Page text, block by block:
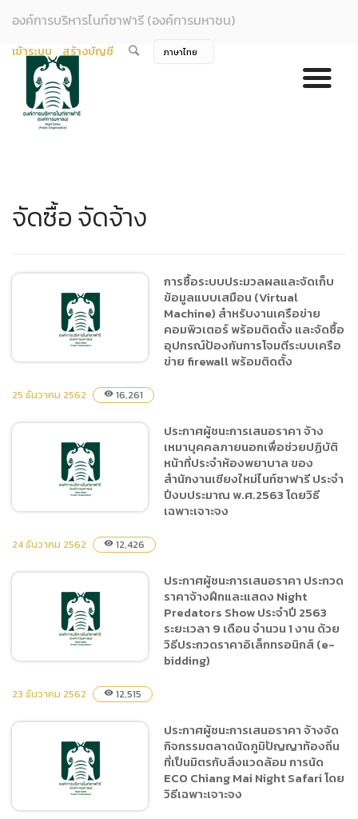
องค์การบริหารไนท์ซาฟารี (องค์การมหาชน)
เข้าระบบ สร้างบัญชี
จัดซื้อ จัดจ้าง
การซื้อระบบประมวลผลและจัด
(Virtual Machine) สำหรับ
งานเครือข่ายคอมพิวเตอร์
พร้อมติดตั้ง และจัดซื้อ
อุปกรณ์ป้องกันการโจมตี
พร้อมติดตั้ง
การซื้อระบบประมวลผลและจัดเก็บ
ข้อมูลแบบเสมือน (Virtual
Machine) สำหรับงานเครือข่าย
คอมพิวเตอร์ พร้อมติดตั้ง และจัดซื้อ
อุปกรณ์ป้องกันการโจมตีระบบเครือ
ข่าย firewall พร้อมติดตั้ง
25 ธันวาคม 2562 visibility 16,261
ประกาศผู้ชนะการเสนอราคา
ช่วยปฏิบัติหน้าที่ประจำห้อง
พยาบาล ของสำนักงานเชียง
ใหม่ไนท์ซาฟารี ประจำ
ปีงบประมาณ พ.ศ.2563 โดย
ประกาศผู้ชนะการเสนอราคา จ้าง
เหมาบุคคลภายนอกเพื่อช่วยปฏิบัติ
หน้าที่ประจำห้องพยาบาล ของ
สำนักงานเชียงใหม่ไนท์ซาฟารี ประจำ
ปีงบประมาณ พ.ศ.2563 โดยวิธี
เฉพาะเจาะจง
24 ธันวาคม 2562 visibility 12,426
ประกาศผู้ชนะการเสนอราคา
Night Predators Show
ประจำปี 2563 ระยะเวลา 9
เดือน จำนวน 1 งาน ด้วยวิธี
ประกวดราคาอิเล็กทรอนิกส์
ประกาศผู้ชนะการเสนอราคา ประกวด
ราคาจ้างฝึกและแสดง Night
Predators Show ประจำปี 2563
ระยะเวลา 9 เดือน จำนวน 1 งาน ด้วย
วิธีประกวดราคาอิเล็กทรอนิกส์ (e-
bidding)
23 ธันวาคม 2562 visibility 12,515
ประกาศผู้ชนะการเสนอราคา จ้างจัด
กิจกรรมตลาดนัดภูมิปัญญาท้องถิ่น
ที่เป็นมิตรกับสิ่งแวดล้อม การนัด
ECO Chiang Mai Night Safari โดย
วิธีเฉพาะเจาะจง